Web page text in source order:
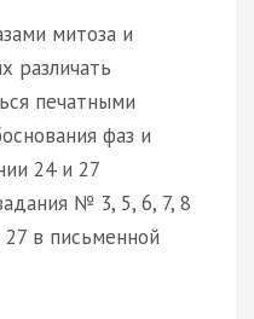
митоза и
различать
печатными
фаз и
24 и 27
№ 3, 5, 6, 7, 8
в письменной